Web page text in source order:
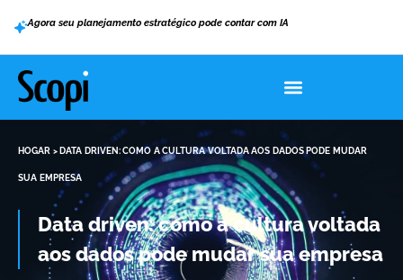
Agora seu planejamento estratégico pode contar com IA
HOGAR > DATA DRIVEN: COMO A CULTURA VOLTADA AOS DADOS PODE MUDAR
SUA EMPRESA
Data driven: como a cultura voltada
aos dados pode mudar sua empresa